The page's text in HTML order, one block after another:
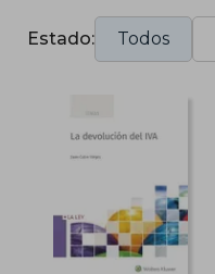
Estado: Todos